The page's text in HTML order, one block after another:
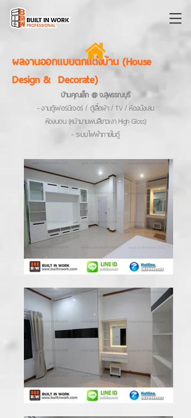
ผลงานออกแบบตกแต่งบ้าน (House
Design & Decorate)
บ้านคุณเล็ก @ จ.สุพรรณบุรี
- งานตู้เฟอร์นิเจอร์ / ตู้เสื้อผ้า / TV / ห้องนั่งเล่น
ห้องนอน (หน้าบานพ่นสีขาวเงา High Gloss)
- ระบบไฟฟ้าภายในตู้